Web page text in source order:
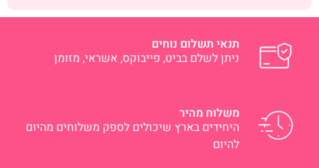
תנאי תשלום נוחים
ניתן לשלם בביט, פייבוקס, אשראי, מזומן
משלוח מהיר
היחידים בארץ שיכולים לספק משלוחים מהיום
להיום